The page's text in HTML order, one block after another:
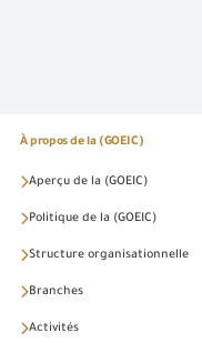
À propos de la (GOEIC)
Aperçu de la (GOEIC)
Politique de la (GOEIC)
Structure organisationnelle
Branches
Activités